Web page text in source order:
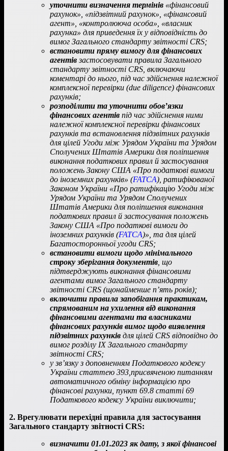
уточнити визначення термінів «фінансовий
рахунок», «підзвітний рахунок», «фінансовий
агент», «контролююча особа», «власник
рахунка» для приведення їх у відповідність до
вимог Загального стандарту звітності CRS;
встановити пряму вимогу для фінансових
агентів застосовувати правила Загального
стандарту звітності CRS, включаючи
коментарі до нього, під час здійснення належної
комплексної перевірки (due diligence) фінансових
рахунків;
розподілити та уточнити обов’язки
фінансових агентів під час здійснення ними
належної комплексної перевірки фінансових
рахунків та встановлення підзвітних рахунків
для цілей Угоди між Урядом України та Урядом
Сполучених Штатів Америки для поліпшення
виконання податкових правил й застосування
положень Закону США «Про податкові вимоги
до іноземних рахунків» (FATCA), ратифікованої
Законом України «Про ратифікацію Угоди між
Урядом України та Урядом Сполучених
Штатів Америки для поліпшення виконання
податкових правил й застосування положень
Закону США «Про податкові вимоги до
іноземних рахунків (FATCA)», та для цілей
Багатосторонньої угоди CRS;
встановити вимоги щодо мінімального
строку зберігання документів , що
підтверджують виконання фінансовими
агентами вимог Загального стандарту
звітності CRS (щонайменше п’ять років);
включити правила запобігання практикам,
спрямованим на ухилення від виконання
фінансовими агентами та власниками
фінансових рахунків вимог щодо виявлення
підзвітних рахунків для цілей CRS відповідно до
вимог розділу ІХ Загального стандарту
звітності CRS;
у зв’язку з доповненням Податкового кодексу
України статтею 393,присвяченою питанням
автоматичного обміну інформацією про
фінансові рахунки, пункт 69.8 статті 69
Податкового кодексу України виключити;
2. Врегулювати перехідні правила для застосування
Загального стандарту звітності CRS:
визначити 01.01.2023 як дату, з якої фінансові